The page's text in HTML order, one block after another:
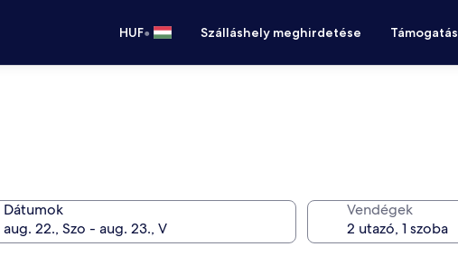
HUF• Szálláshely meghirdetése Támogatás
Dátumok Vendégek